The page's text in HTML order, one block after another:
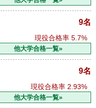
9名
現役合格率 5.7%
他大学合格一覧»
9名
現役合格率 2.93%
他大学合格一覧»